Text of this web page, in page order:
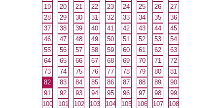
19
20 21 22 23 24 25 26
27
28
29 30 31 32 33 34 35
36
37
38 39 40 41 42 43 44
45
46
47 48 49 50 51 52 53
54
55
56 57 58 59 60 61 62
63
64
65 66 67 68 69 70 71
72
73
74 75 76 77 78 79 80
81
82
83 84 85 86 87 88 89
90
91
92 93 94 95 96 97 98
99
100
101 102 103 104 105 106 107
108